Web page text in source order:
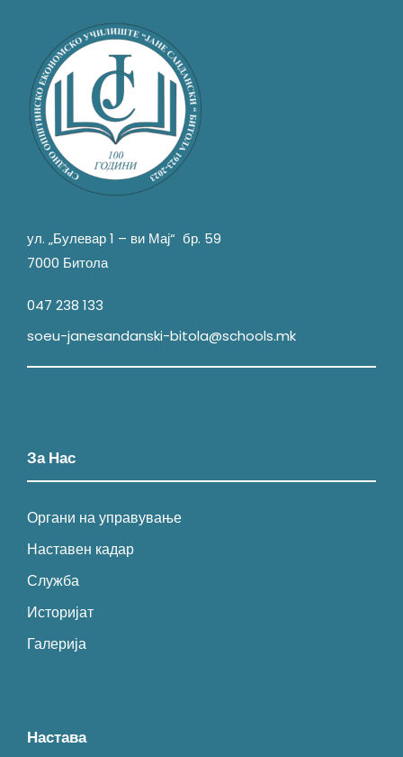
ул. „Булевар 1 – ви Мај“ бр. 59
7000 Битола
047 238 133
soeu-janesandanski-bitola@schools.mk
За Нас
Органи на управување
Наставен кадар
Служба
Историјат
Галерија
Настава